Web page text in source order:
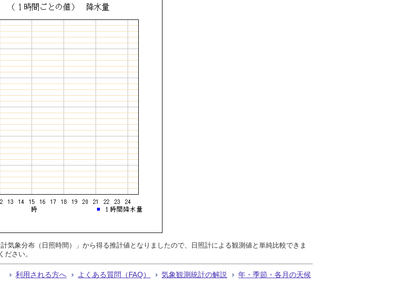
気象分布（日照時間）」から得る推計値となりましたので、日照計による観測値と単純比較できま
ださい。
利用される方へ よくある質問（FAQ） 気象観測統計の解説 年・季節・各月の天候